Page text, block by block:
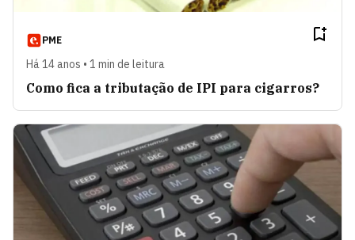
PME
Há 14 anos • 1 min de leitura
Como fica a tributação de IPI para cigarros?